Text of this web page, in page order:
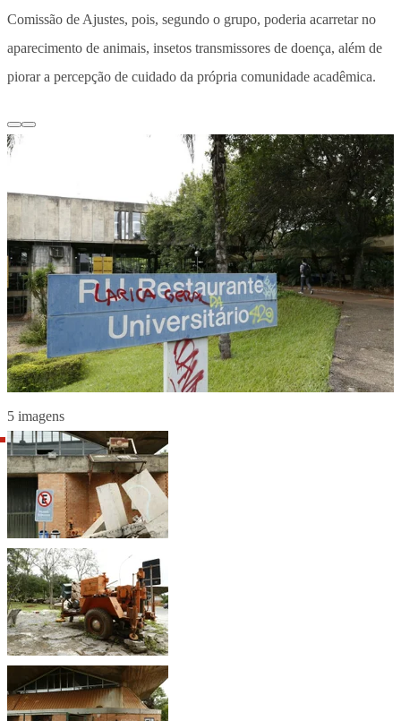
Comissão de Ajustes, pois, segundo o grupo, poderia acarretar no
aparecimento de animais, insetos transmissores de doença, além de
piorar a percepção de cuidado da própria comunidade acadêmica.
5 imagens